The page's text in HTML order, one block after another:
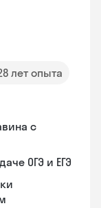
лет опыта
с
ОГЭ и ЕГЭ